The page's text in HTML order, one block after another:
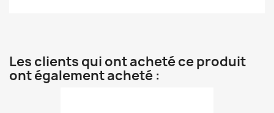
Les clients qui ont acheté ce produit
ont également acheté :